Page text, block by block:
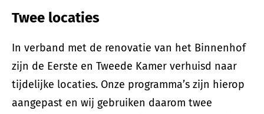
Twee locaties
In verband met de renovatie van het Binnenhof
zijn de Eerste en Tweede Kamer verhuisd naar
tijdelijke locaties. Onze programma’s zijn hierop
aangepast en wij gebruiken daarom twee